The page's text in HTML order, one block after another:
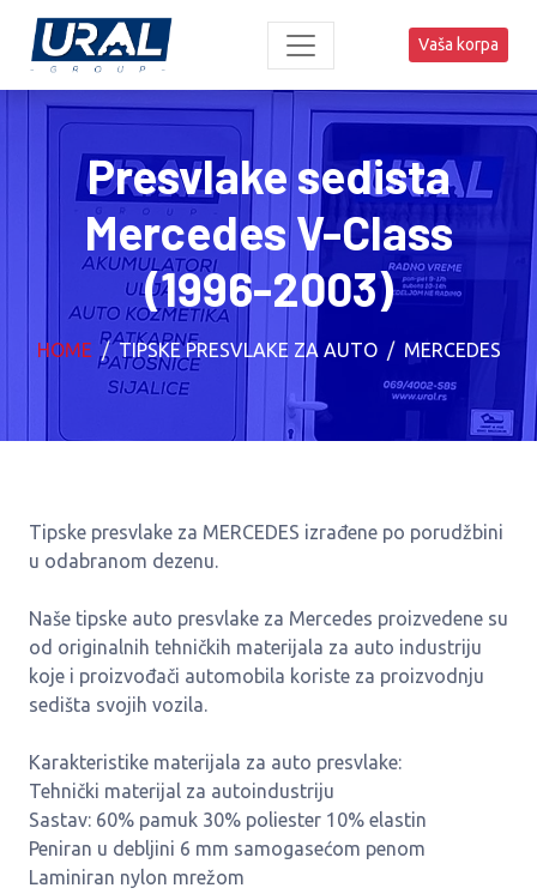
Vaša korpa
Presvlake sedista
Mercedes V-Class
(1996-2003)
HOME TIPSKE PRESVLAKE ZA AUTO MERCEDES
Tipske presvlake za MERCEDES izrađene po porudžbini
u odabranom dezenu.
Naše tipske auto presvlake za Mercedes proizvedene su
od originalnih tehničkih materijala za auto industriju
koje i proizvođači automobila koriste za proizvodnju
sedišta svojih vozila.
Karakteristike materijala za auto presvlake:
Tehnički materijal za autoindustriju
Sastav: 60% pamuk 30% poliester 10% elastin
Peniran u debljini 6 mm samogasećom penom
Laminiran nylon mrežom